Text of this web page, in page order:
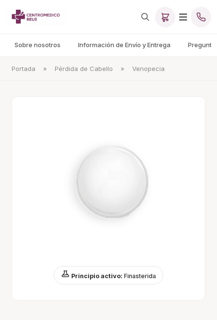
Sobre nosotros Información de Envío y Entrega
Portada » Pérdida de Cabello » Venopecia
Principio activo: Finasterida